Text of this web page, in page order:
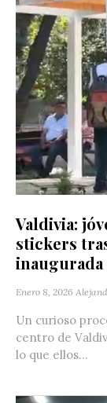
Valdivia:
stickers
inaugurada
Enero 8, 2026
Un curioso
centro de
lo que ellos...